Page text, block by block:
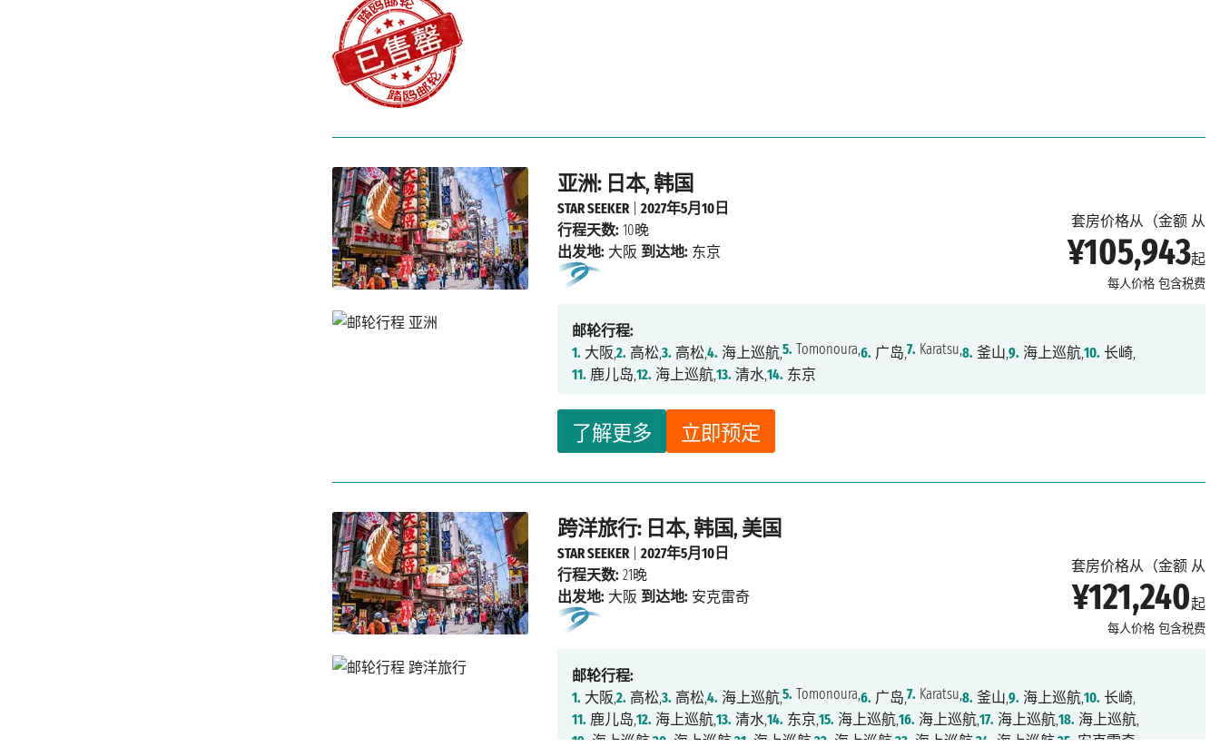
亚洲: 日本, 韩国
套房价格从（金额 从
¥105,943起
每人价格 包含税费
了解更多 立即预定
STAR SEEKER|2027年5月10日
行程天数: 10晚
出发地: 大阪 到达地: 东京
邮轮行程:
1. 大阪,2. 高松,3. 高松,4. 海上巡航,5. Tomonoura,6. 广岛,7. Karatsu,8. 釜山,9. 海上巡航,10. 长崎,
11. 鹿儿岛,12. 海上巡航,13. 清水,14. 东京
跨洋旅行: 日本, 韩国, 美国
套房价格从（金额 从
¥121,240起
每人价格 包含税费
STAR SEEKER|2027年5月10日
行程天数: 21晚
出发地: 大阪 到达地: 安克雷奇
邮轮行程:
1. 大阪,2. 高松,3. 高松,4. 海上巡航,5. Tomonoura,6. 广岛,7. Karatsu,8. 釜山,9. 海上巡航,10. 长崎,
11. 鹿儿岛,12. 海上巡航,13. 清水,14. 东京,15. 海上巡航,16. 海上巡航,17. 海上巡航,18. 海上巡航,
19. 海上巡航,20. 海上巡航,21. 海上巡航,22. 海上巡航,23. 海上巡航,24. 海上巡航,25. 安克雷奇